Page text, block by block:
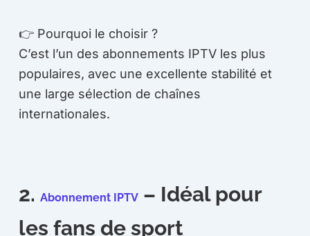
👉 Pourquoi le choisir ?
C’est l’un des abonnements IPTV les plus
populaires, avec une excellente stabilité et
une large sélection de chaînes
internationales.
2.Abonnement IPTV – Idéal pour
les fans de sport